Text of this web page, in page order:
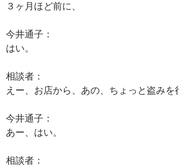
３ヶ月ほど前に、
今井通子：
はい。
相談者：
えー、お店から、あの、ちょっと盗みを
今井通子：
あー、はい。
相談者：